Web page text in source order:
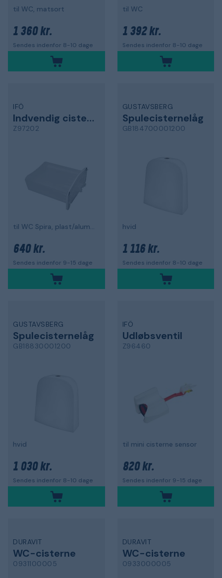
til WC, matsort
1 360 kr.
Sendes indenfor 8-10 dage
til WC
1 392 kr.
Sendes indenfor 8-10 dage
IFÖ
Indvendig cisterne
Z97202
til WC Spira, plast/aluminium
640 kr.
Sendes indenfor 9-15 dage
GUSTAVSBERG
Spulecisternelåg
GB184700001200
hvid
1 116 kr.
Sendes indenfor 8-10 dage
GUSTAVSBERG
Spulecisternelåg
GB18830001200
hvid
1 030 kr.
Sendes indenfor 8-10 dage
IFÖ
Udløbsventil
Z96460
til mini cisterne sensor
820 kr.
Sendes indenfor 9-15 dage
DURAVIT
WC-cisterne
0931100005
DURAVIT
WC-cisterne
0933000005